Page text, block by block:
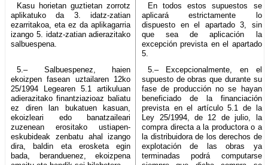
Kasu horietan guztietan zorrotz
aplikatuko da 3. idatz-zatian
ezarritakoa, eta ez da aplikagarria
izango 5. idatz-zatian adierazitako
salbuespena.
En todos estos supuestos se
aplicará estrictamente lo
dispuesto en el apartado 3, sin
que sea de aplicación la
excepción prevista en el apartado
5.
5.– Salbuespenez, haien
ekoizpen fasean uztailaren 12ko
25/1994 Legearen 5.1 artikuluan
adierazitako finantziazioaz baliatu
ez diren lan bukatuen kasuan,
ekoizleari edo banatzaileari
zuzenean erositako ustiapen-
eskubideak zenbatu ahal izango
dira, baldin eta erosketa egin
bada, beranduenez, ekoizpena
5.– Excepcionalmente, en el
supuesto de obras que durante su
fase de producción no se hayan
beneficiado de la financiación
prevista en el artículo 5.1 de la
Ley 25/1994, de 12 de julio, la
compra directa a la productora o a
la distribuidora de los derechos de
explotación de las obras ya
terminadas podrá computarse